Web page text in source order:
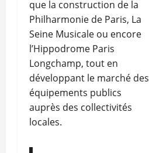
que la construction de la
Philharmonie de Paris, La
Seine Musicale ou encore
l’Hippodrome Paris
Longchamp, tout en
développant le marché des
équipements publics
auprès des collectivités
locales.